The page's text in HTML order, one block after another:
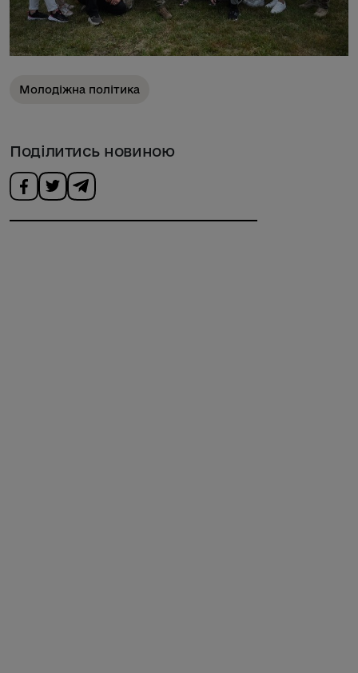
Молодіжна політика
Поділитись новиною